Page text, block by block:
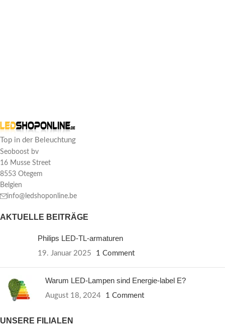
Top in der Beleuchtung
Seoboost bv
16 Musse Street
8553 Otegem
Belgien
info@ledshoponline.be
AKTUELLE BEITRÄGE
Philips LED-TL-armaturen
19. Januar 2025 1 Comment
Warum LED-Lampen sind Energie-label E?
August 18, 2024 1 Comment
UNSERE FILIALEN